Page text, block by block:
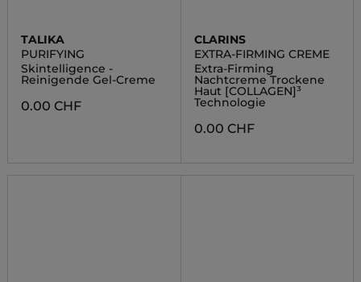
TALIKA
PURIFYING
Skintelligence -
Reinigende Gel-Creme
0.00 CHF
CLARINS
EXTRA-FIRMING CREME
Extra-Firming
Nachtcreme Trockene
Haut [COLLAGEN]³
Technologie
0.00 CHF